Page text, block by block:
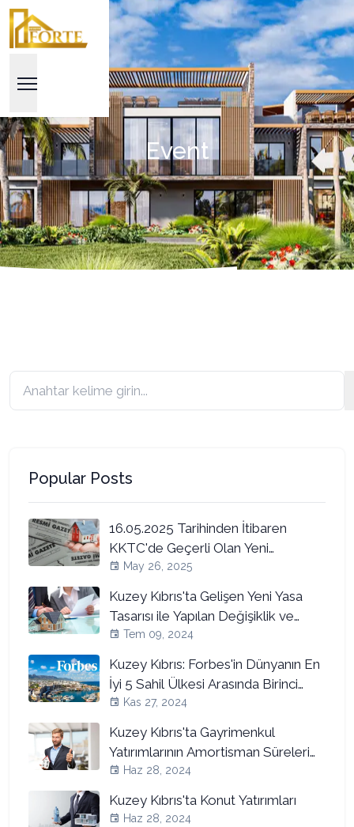
Event
Popular Posts
16.05.2025 Tarihinden İtibaren
KKTC'de Geçerli Olan Yeni
Taşınmaz Mal Yasası Değişiklikleri
May 26, 2025
Kuzey Kıbrıs'ta Gelişen Yeni Yasa
Tasarısı ile Yapılan Değişiklik ve
Kısıtlamalar
Tem 09, 2024
Kuzey Kıbrıs: Forbes'in Dünyanın En
İyi 5 Sahil Ülkesi Arasında Birinci
Sırada!
Kas 27, 2024
Kuzey Kıbrıs'ta Gayrimenkul
Yatırımlarının Amortisman Süreleri
ve Döviz Bazında Kira Getirisi
Haz 28, 2024
Kuzey Kıbrıs'ta Konut Yatırımları
Haz 28, 2024